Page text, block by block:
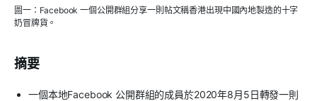
圖一：Facebook 一個公開群組分享一則帖文稱香港出現中國內地製造的十字
奶冒牌貨。
摘要
一個本地Facebook 公開群組的成員於2020年8月5日轉發一則